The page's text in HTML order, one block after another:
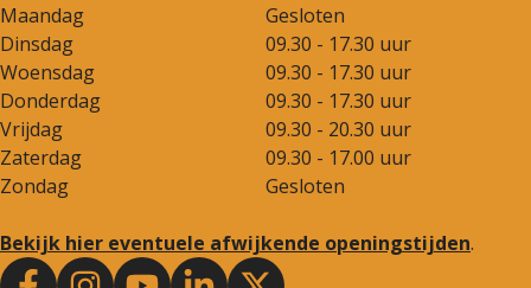
Maandag
Gesloten
Dinsdag
09.30 - 17.30 uur
Woensdag
09.30 - 17.30 uur
Donderdag
09.30 - 17.30 uur
Vrijdag
09.30 - 20.30 uur
Zaterdag
09.30 - 17.00 uur
Zondag
Gesloten
Bekijk hier eventuele afwijkende openingstijden.